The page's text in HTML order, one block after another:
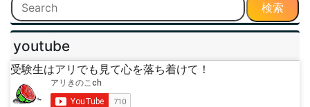
検索
youtube
受験生はアリでも見て心を落ち着けて！